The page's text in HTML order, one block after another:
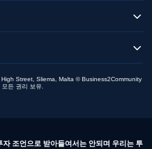
Street, Sliema, Malta © Business2Community
모든 권리 보유.
조언으로 받아들여서는 안되며 우리는 투